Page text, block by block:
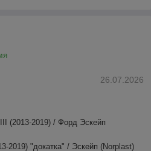
26.07.2026
(2013-2019) / Форд Эскейп
2019) "докатка" / Эскейп (Norplast)